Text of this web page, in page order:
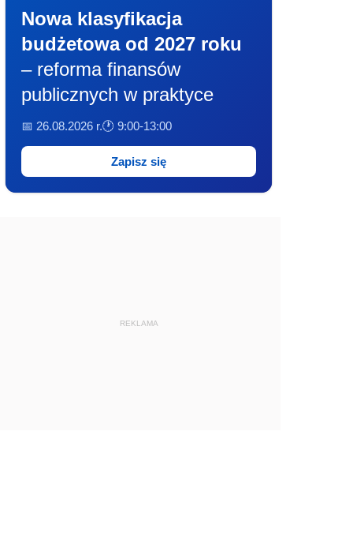
Nowa klasyfikacja
budżetowa od 2027 roku
– reforma finansów
publicznych w praktyce
📅 26.08.2026 r.🕐 9:00-13:00
Zapisz się
REKLAMA